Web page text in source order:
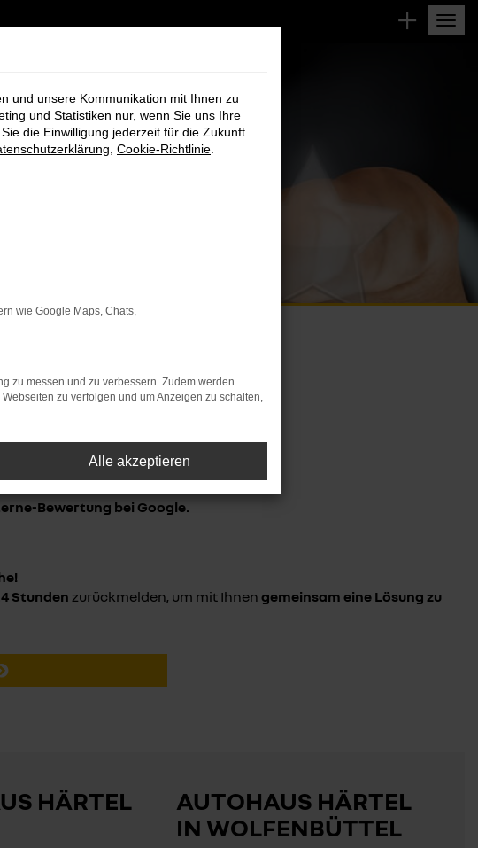
BEWERTUNG!
Bewertung bei Google.
Stunden zurückmelden, um mit Ihnen gemeinsam eine Lösung zu
HÄRTEL
AUTOHAUS HÄRTEL
IN WOLFENBÜTTEL
und unsere Kommunikation mit Ihnen zu
und Statistiken nur, wenn Sie uns Ihre
die Einwilligung jederzeit für die Zukunft
Cookie-Richtlinie
wie Google Maps, Chats,
zu messen und zu verbessern. Zudem werden
zu verfolgen und um Anzeigen zu schalten,
Alle akzeptieren